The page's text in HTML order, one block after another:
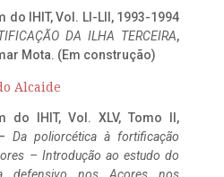
do IHIT, Vol. LI-LII, 1993-1994
DA ILHA TERCEIRA,
Mota. (Em construção)
Alcaide
do IHIT, Vol. XLV, Tomo II,
Da poliorcética à fortificação
– Introdução ao estudo do
defensivo nos Açores nos